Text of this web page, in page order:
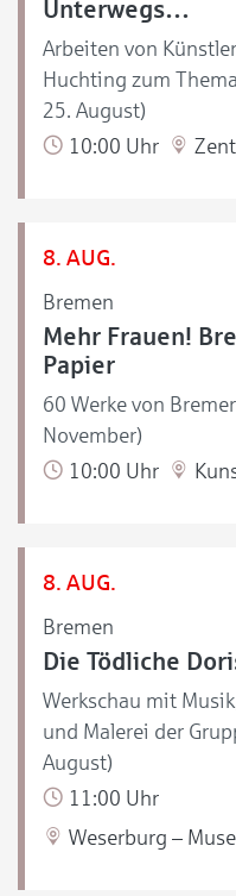
Unterwegs…
Arbeiten von
Huchting zum
25. August)
10:00 Uhr
8. AUG.
Bremen
Mehr Frauen!
Papier
60 Werke von
November)
10:00 Uhr
8. AUG.
Bremen
Die Tödliche
Werkschau mit
und Malerei der
August)
11:00 Uhr
Weserburg –